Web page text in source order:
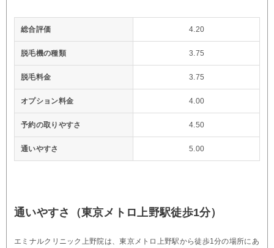
総合評価 4.20
脱毛機の種類 3.75
脱毛料金 3.75
オプション料金 4.00
予約の取りやすさ 4.50
通いやすさ 5.00
通いやすさ（東京メトロ上野駅徒歩1分）
エミナルクリニック上野院は、東京メトロ上野駅から徒歩1分の場所にあ